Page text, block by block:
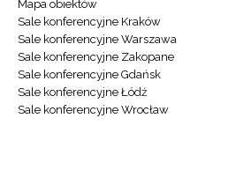
Mapa obiektów
Sale konferencyjne Kraków
Sale konferencyjne Warszawa
Sale konferencyjne Zakopane
Sale konferencyjne Gdańsk
Sale konferencyjne Łódź
Sale konferencyjne Wrocław